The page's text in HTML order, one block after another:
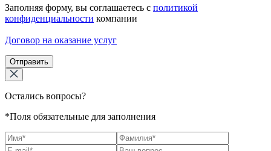
Заполняя форму, вы соглашаетесь с политикой
конфиденциальности компании
Договор на оказание услуг
Отправить
Остались вопросы?
*Поля обязательные для заполнения